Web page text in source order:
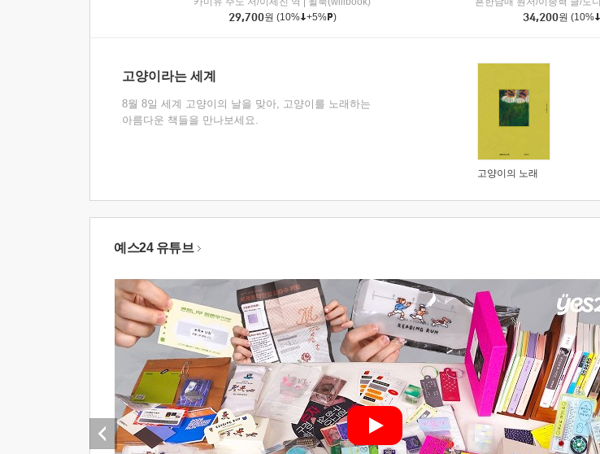
29,700원 (10% +5% )
34,200원 (10%
고양이라는 세계
8월 8일 세계 고양이의 날을 맞아, 고양이를 노래하는
아름다운 책들을 만나보세요.
고양이의 노래
예스24 유튜브